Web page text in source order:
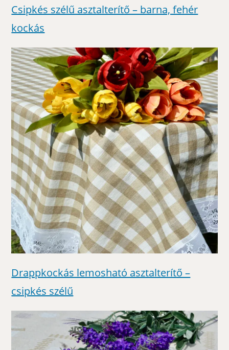
Csipkés szélű asztalterítő – barna, fehér
kockás
Drappkockás lemosható asztalterítő –
csipkés szélű